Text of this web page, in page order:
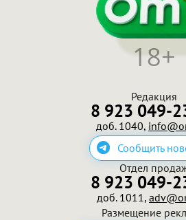
Редакция
8 923 049-
доб. 1040,
Сообщить
18+
Отдел
8 923 049-
доб. 1011,
Размещение